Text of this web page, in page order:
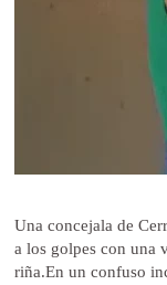
Una concejala de
a los golpes con una
riña.En un confuso